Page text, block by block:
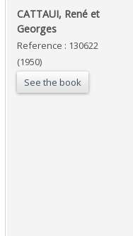
‎CATTAUI, René et
Georges‎
Reference : 130622
(1950)
See the book